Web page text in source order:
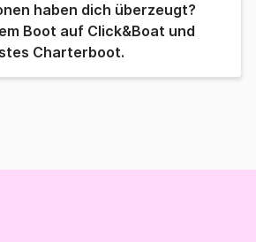
haben dich überzeugt?
Boot auf Click&Boat und
Charterboot.